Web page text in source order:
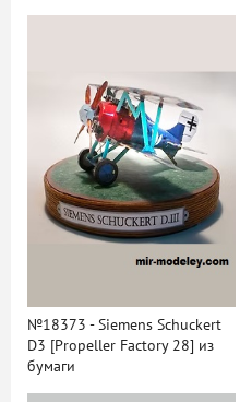
№18373 - Siemens Schuckert
D3 [Propeller Factory 28] из
бумаги